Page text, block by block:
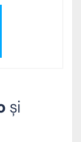
și